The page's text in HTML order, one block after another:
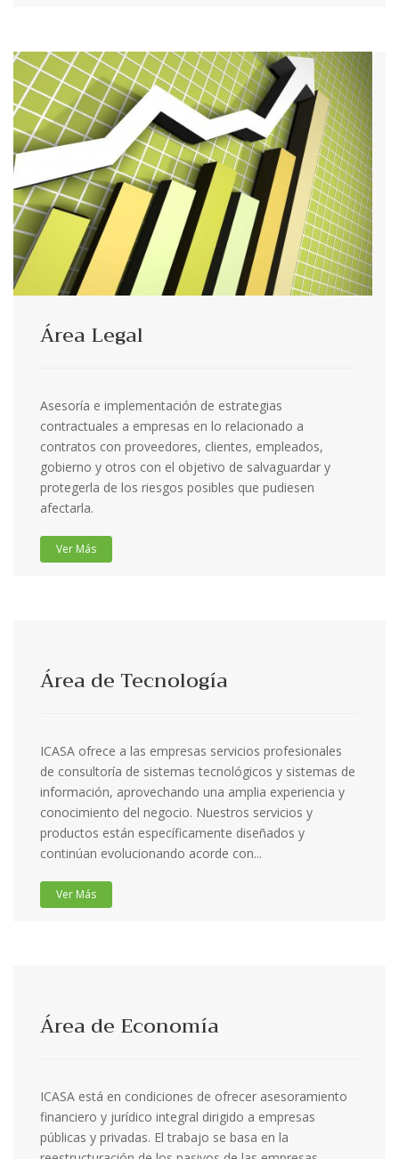
Área Legal
Asesoría e implementación de estrategias
contractuales a empresas en lo relacionado a
contratos con proveedores, clientes, empleados,
gobierno y otros con el objetivo de salvaguardar y
protegerla de los riesgos posibles que pudiesen
afectarla.
Ver Más
Área de Tecnología
ICASA ofrece a las empresas servicios profesionales
de consultoría de sistemas tecnológicos y sistemas de
información, aprovechando una amplia experiencia y
conocimiento del negocio. Nuestros servicios y
productos están específicamente diseñados y
continúan evolucionando acorde con...
Ver Más
Área de Economía
ICASA está en condiciones de ofrecer asesoramiento
financiero y jurídico integral dirigido a empresas
públicas y privadas. El trabajo se basa en la